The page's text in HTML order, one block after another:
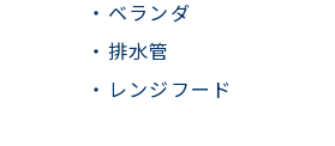
・ベランダ
・排水管
・レンジフード